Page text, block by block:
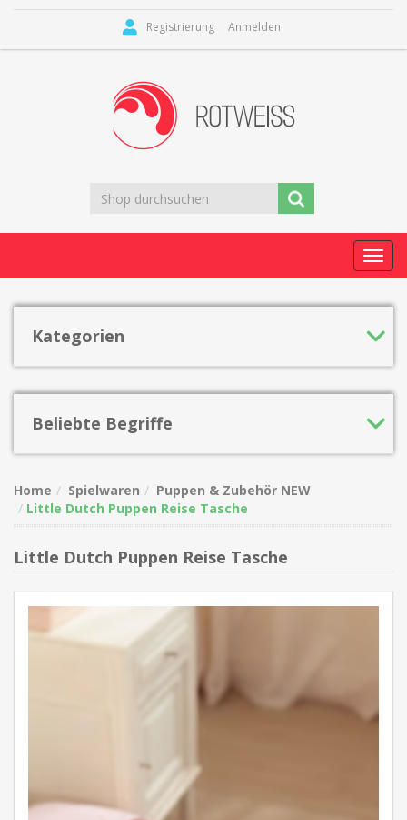
Registrierung Anmelden
Kategorien
Beliebte Begriffe
Home Spielwaren
Puppen & Zubehör NEW
Little Dutch Puppen Reise Tasche
Little Dutch Puppen Reise Tasche